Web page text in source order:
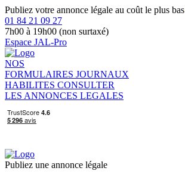
Publiez votre annonce légale au coût le plus bas
01 84 21 09 27
7h00 à 19h00 (non surtaxé)
Espace JAL-Pro
NOS
FORMULAIRES JOURNAUX
HABILITES CONSULTER
LES ANNONCES LEGALES
Publiez une annonce légale